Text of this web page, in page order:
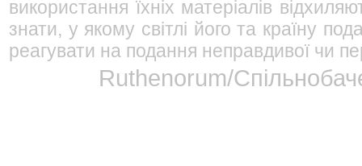
використання їхніх матеріалів
знати, у якому світлі його та країну
реагувати на подання неправдивої чи
Ruthenorum/